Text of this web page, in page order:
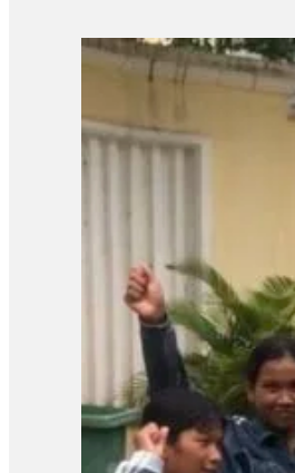
លោកបន្ថែមថា៖ «យើងនៅតែចាត់ទុ
ហ្នឹងមានសេរីភាព […]ក្នុងនាមជាម
លោកមេធាវីឱ្យដឹងថា តុលាការបា
លទ្ធផលសំណើសុំនៅក្រៅឃុំដែលបានស្ន
ស្រីគាត់ និងសកម្មជនឯទៀត ព្រោះកា
របស់បងសាន សិទ្ធ ដែលគាត់ត្រូវទទួល
របស់បងប្រុសគាត់ ហើយអ្នកស្រីស្នើសុំ
ទៅឱ្យនៅក្រៅឃុំតាមការស្នើសុំរបស់ក្
ករណីនេះ មន្រ្តីអង្កេតជាន់ខ្ពស់ នៃ
ពេលដែលច្បាប់កំណត់។ លោកថារដ្ឋា
ទាន់បើកសវនាការផង ឃុំគាត់រហូត
បន្ថែម៖ «គួរតែឈប់ធ្វើទុក្ខបុកម្នេ
សាសន៍របស់គាត់ ជាពិសេសអ្នកដែលធ្វ
ក្រោយពីពួកគាត់លើកឡើងពីគុណសម្បត្
សន្តិសុខសង្គម» ទាក់ទងនឹងការអធិ
ដោយក្នុងសំណុំរឿងទី១មានលោក ស៊្រុ